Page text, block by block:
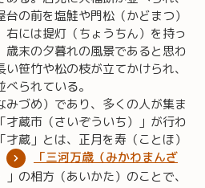
の前を塩鮭や門松（かどまつ）
右には提灯（ちょうちん）を持っ
歳末の夕暮れの風景であると思わ
笹竹や松の枝が立てかけられ、
られている。
づめ）であり、多くの人が集ま
才蔵市（さいぞういち）」が行わ
蔵」とは、正月を寿（ことほ）
「三河万歳（みかわまんざ
の相方（あいかた）のことで、